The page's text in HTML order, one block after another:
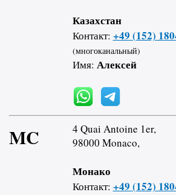
Казахстан
Контакт: +49 (152)
(многоканальный)
Имя: Алексей
MC
4 Quai Antoine 1er,
98000 Monaco,
Монако
Контакт: +49 (152)